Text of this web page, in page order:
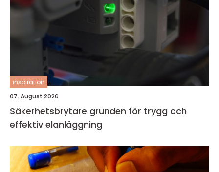
inspiration
07. August 2026
Säkerhetsbrytare grunden för trygg och
effektiv elanläggning